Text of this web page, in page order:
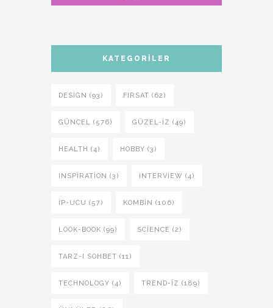
KATEGORILER
DESIGN (93) FIRSAT (62)
GÜNCEL (576) GÜZEL-IZ (49)
HEALTH (4) HOBBY (3)
INSPIRATION (3) INTERVIEW (4)
İP-UCU (57) KOMBIN (106)
LOOK-BOOK (99) SCIENCE (2)
TARZ-I SOHBET (11)
TECHNOLOGY (4) TREND-IZ (189)